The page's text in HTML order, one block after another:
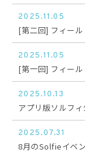
2025.11.05
[第二回] フィー
2025.11.05
[第一回] フィー
2025.10.13
アプリ版ソルフィ
2025.07.31
8月のSolfieイベ